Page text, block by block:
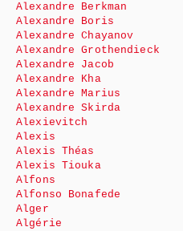
Alexandre Berkman
Alexandre Boris
Alexandre Chayanov
Alexandre Grothendieck
Alexandre Jacob
Alexandre Kha
Alexandre Marius
Alexandre Skirda
Alexievitch
Alexis
Alexis Théas
Alexis Tiouka
Alfons
Alfonso Bonafede
Alger
Algérie